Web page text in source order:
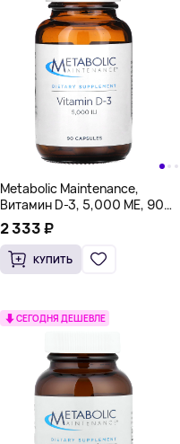
Metabolic Maintenance,
Витамин D-3, 5,000 МЕ, 90
капсул
2 333 ₽
КУПИТЬ
СЕГОДНЯ ДЕШЕВЛЕ